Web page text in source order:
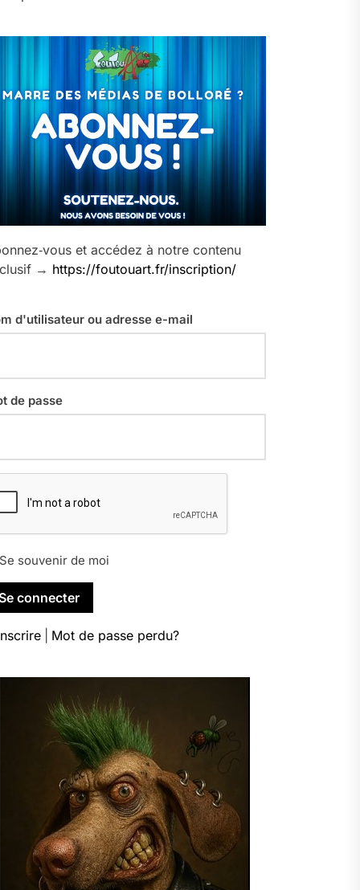
et accédez à notre contenu
→ https://foutouart.fr/inscription/
d'utilisateur ou adresse e-mail
de passe
Se souvenir de moi
Mot de passe perdu?